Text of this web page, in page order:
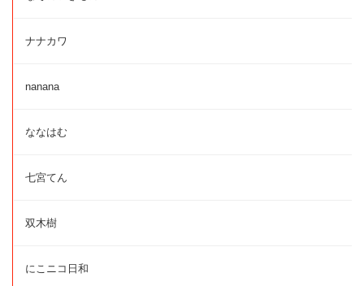
ナナカワ
nanana
ななはむ
七宮てん
双木樹
にこニコ日和